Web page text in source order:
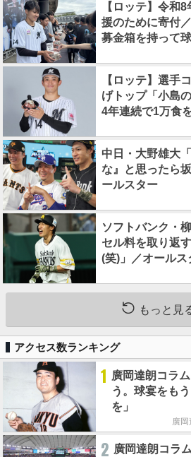
【ロッテ】令和
援のために寄付
募金箱を持って
【ロッテ】選手
げトップ「小島
4年連続で1万食
中日・大野雄大
な』と思ったら
ールスター
ソフトバンク・
セル料を取り返
(笑)」／オールス
もっと見
アクセス数ランキング
1 廣岡達朗コラ
う。球宴をも
を」
廣
2 廣岡達朗コラ